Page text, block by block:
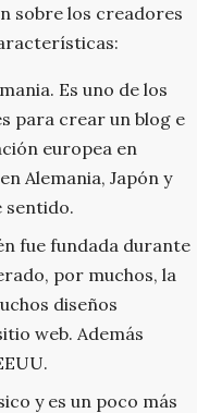
sobre los creadores
Es uno de los
para crear un blog e
europea en
Alemania, Japón y
sentido.
fue fundada durante
por muchos, la
diseños
web. Además
y es un poco más